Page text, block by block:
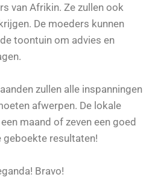
van Afrikin. Ze zullen ook
De moeders kunnen
toontuin om advies en
zullen alle inspanningen
afwerpen. De lokale
maand of zeven een goed
geboekte resultaten!
Bravo!